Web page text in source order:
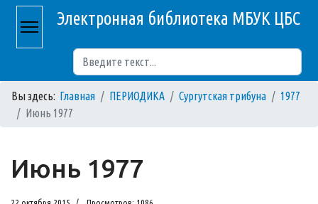
Электронная библиотека МБУК ЦБС
Вы здесь: Главная ПЕРИОДИКА Сургутская трибуна
1977
Июнь 1977
Июнь 1977